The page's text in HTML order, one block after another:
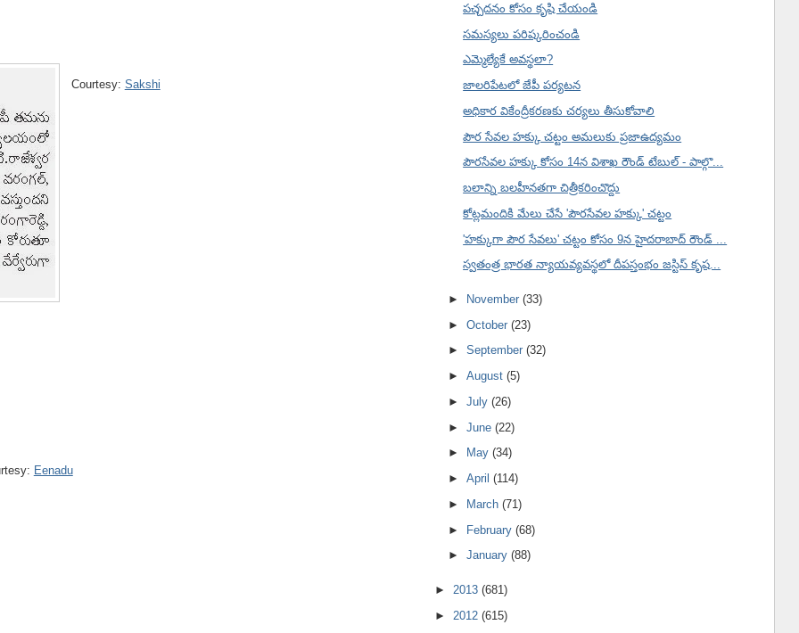
Courtesy: Sakshi
Eenadu
పచ్చదనం కోసం కృషి చేయండి
సమస్యలు పరిష్కరించండి
ఎమ్మెల్యేకే అవస్థలా?
జాలరిపేటలో జేపీ పర్యటన
అధికార వికేంద్రీకరణకు చర్యలు తీసుకోవాలి
పౌర సేవల హక్కు చట్టం అమలుకు ప్రజాఉద్యమం
పౌరసేవల హక్కు కోసం 14న విశాఖ రౌండ్ టేబుల్ - పాల్గొ...
బలాన్ని బలహీనతగా చిత్రీకరించొద్దు
కోట్లమందికి మేలు చేసే 'పౌరసేవల హక్కు' చట్టం
'హక్కుగా పౌర సేవలు' చట్టం కోసం 9న హైదరాబాద్ రౌండ్ ...
స్వతంత్ర భారత న్యాయవ్యవస్థలో దీపస్తంభం జస్టిస్ కృష...
► November(33)
►October(23)
►September(32)
►August(5)
►July(26)
►June(22)
►
May(34)
►April(114)
►
March(71)
► February(68)
►January(88)
► 2013 (681)
► 2012 (615)